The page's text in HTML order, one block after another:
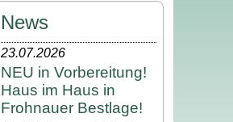
News
23.07.2026
NEU in Vorbereitung!
Haus im Haus in
Frohnauer Bestlage!